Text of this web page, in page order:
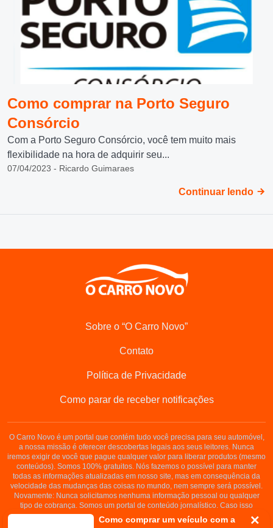
Como comprar um veículo com a
Como comprar na Porto Seguro
Consórcio
Com a Porto Seguro Consórcio, você tem muito mais
flexibilidade na hora de adquirir seu...
07/04/2023 - Ricardo Guimaraes
Continuar lendo
Sobre o “O Carro Novo”
Contato
Política de Privacidade
Como parar de receber notificações
O Carro Novo é um portal que contém tudo você precisa para seu automóvel,
a nossa missão é oferecer descobertas legais aos seus leitores. Nunca
iremos exigir de você que pague qualquer valor para liberar produtos (mesmo
conteúdos). Somos 100% gratuitos. Nós fazemos o possível para manter
todas as informações atualizadas em nosso site, mas em consequência da
velocidade das mudanças das coisas no mundo, nem sempre será possível.
Novamente: Nunca solicitamos nenhuma informação pessoal ou qualquer
tipo de cobrança. Somos um portal de conteúdo jornalístico. Caso isso
aconteça, entre em contato conosco imediatamente.